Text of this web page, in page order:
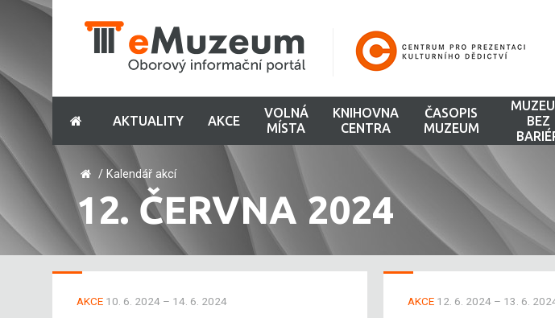
AKTUALITY AKCE
VOLNÁ
MÍSTA
KNIHOVNA
CENTRA
ČASOPIS
MUZEUM
BEZ
/ Kalendář akcí
12. ČERVNA 2024
AKCE 10. 6. 2024 – 14. 6. 2024 AKCE 12. 6. 2024 – 13. 6.